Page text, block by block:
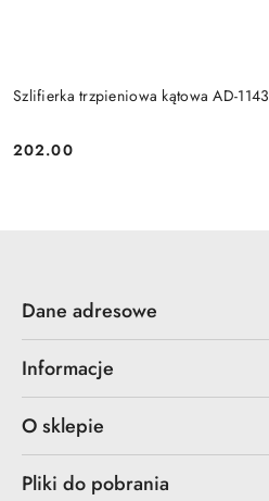
Szlifierka trzpieniowa kątowa AD-1143
Cena:
202.00
Dane adresowe
Informacje
O sklepie
Pliki do pobrania